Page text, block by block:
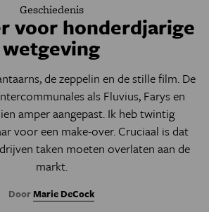
Geschiedenis
voor honderdjarige
wetgeving
de zeppelin en de stille film. De
als Fluvius, Farys en
amper aangepast. Ik heb twintig
voor een make-over. Cruciaal is dat
taken moeten overlaten aan de
markt.
DoorMarie DeCock